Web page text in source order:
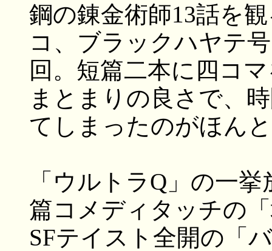
鋼の錬金術師13話を
コ、ブラックハヤテ
回。短篇二本に四コ
まとまりの良さで、
てしまったのがほん
「ウルトラQ」の一
篇コメディタッチの
SFテイスト全開の「